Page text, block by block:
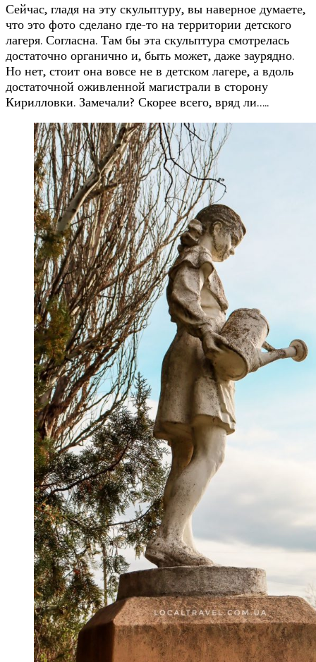
Сейчас, гладя на эту скульптуру, вы наверное думаете,
что это фото сделано где-то на территории детского
лагеря. Согласна. Там бы эта скульптура смотрелась
достаточно органично и, быть может, даже заурядно.
Но нет, стоит она вовсе не в детском лагере, а вдоль
достаточной оживленной магистрали в сторону
Кирилловки. Замечали? Скорее всего, вряд ли…..